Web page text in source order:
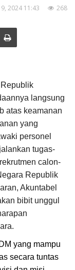
2024 11:43 268
langsung
atas keamanan
yang
personel
tugas-
calon-
Republik
Akuntabel
bibit unggul
yang mampu
secara tuntas